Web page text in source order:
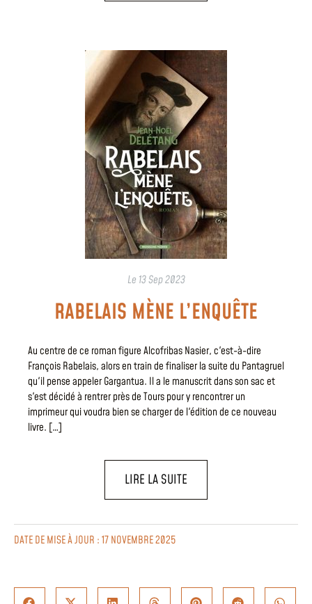
Le 13 Sep 2023
RABELAIS MÈNE L’ENQUÊTE
Au centre de ce roman figure Alcofribas Nasier, c'est-à-dire
François Rabelais, alors en train de finaliser la suite du Pantagruel
qu'il pense appeler Gargantua. Il a le manuscrit dans son sac et
s'est décidé à rentrer près de Tours pour y rencontrer un
imprimeur qui voudra bien se charger de l'édition de ce nouveau
livre. […]
LIRE LA SUITE
DATE DE MISE À JOUR : 17 NOVEMBRE 2025